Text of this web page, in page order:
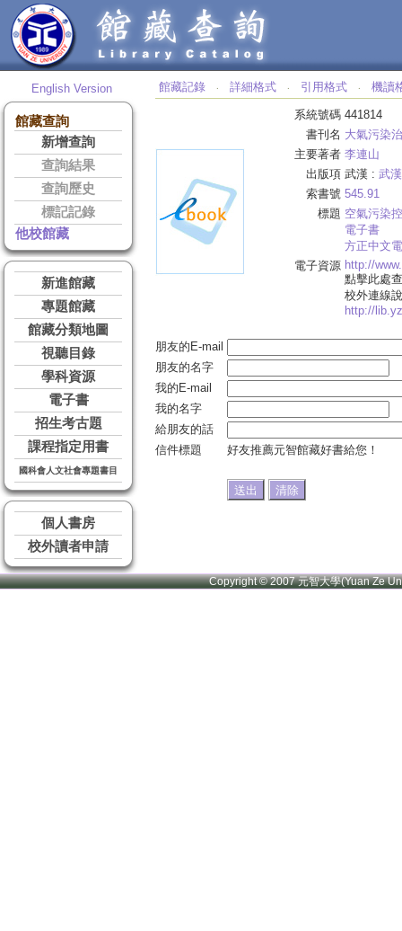
English Version
館藏查詢
新增查詢
查詢結果
查詢歷史
標記記錄
他校館藏
新進館藏
專題館藏
館藏分類地圖
視聽目錄
學科資源
電子書
招生考古題
課程指定用書
國科會人文社會專題書目
個人書房
校外讀者申請
館藏記錄 ‧ 詳細格式 ‧ 引用格式 ‧ 機讀
系統號碼 441814
書刊名 大氣污染
主要著者 李連山
出版項 武漢 : 武
索書號 545.91
標題 空氣污染
電子書
方正中文
電子資源 http://
點擊此處
校外連線
http://
朋友的E-mail
朋友的名字
我的E-mail
我的名字
給朋友的話
信件標題
好友推薦元智館藏好書給您！
Copyright © 2007 元智大學(Yuan Ze